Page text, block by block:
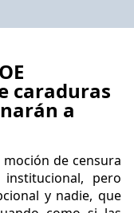
caraduras
a
de censura
pero
y nadie, que